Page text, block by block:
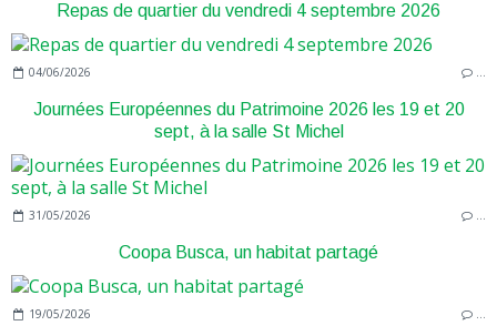
Repas de quartier du vendredi 4 septembre 2026
04/06/2026 …
Journées Européennes du Patrimoine 2026 les 19 et 20
sept, à la salle St Michel
31/05/2026 …
Coopa Busca, un habitat partagé
19/05/2026 …